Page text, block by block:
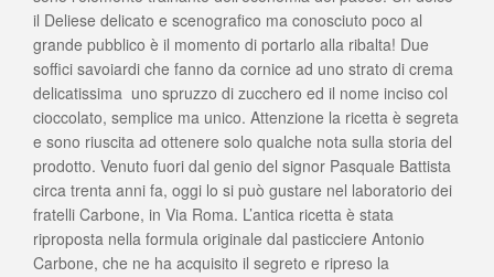
il Deliese delicato e scenografico ma conosciuto poco al
grande pubblico è il momento di portarlo alla ribalta! Due
soffici savoiardi che fanno da cornice ad uno strato di crema
delicatissima uno spruzzo di zucchero ed il nome inciso col
cioccolato, semplice ma unico. Attenzione la ricetta è segreta
e sono riuscita ad ottenere solo qualche nota sulla storia del
prodotto. Venuto fuori dal genio del signor Pasquale Battista
circa trenta anni fa, oggi lo si può gustare nel laboratorio dei
fratelli Carbone, in Via Roma. L’antica ricetta è stata
riproposta nella formula originale dal pasticciere Antonio
Carbone, che ne ha acquisito il segreto e ripreso la